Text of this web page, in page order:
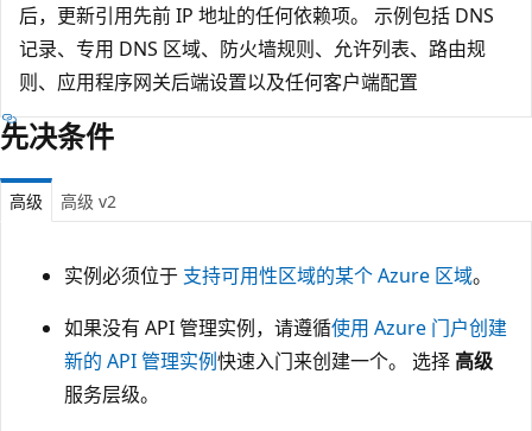
后，更新引用先前 IP 地址的任何依赖项。 示例包括 DNS
记录、专用 DNS 区域、防火墙规则、允许列表、路由规
则、应用程序网关后端设置以及任何客户端配置
先决条件
高级 高级 v2
实例必须位于 支持可用性区域的某个 Azure 区域。
如果没有 API 管理实例，请遵循使用 Azure 门户创建
新的 API 管理实例快速入门来创建一个。 选择 高级
服务层级。